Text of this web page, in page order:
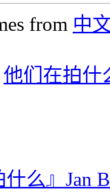
from 中
他们在拍什
什么』Jan